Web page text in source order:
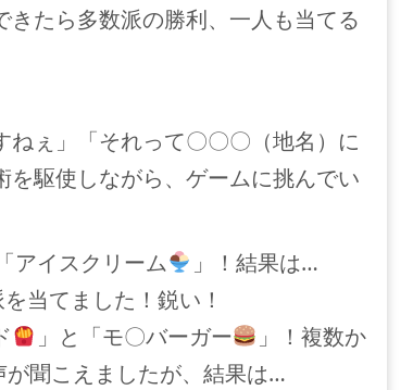
たら多数派の勝利、一人も当てる
ねぇ」「それって〇〇〇（地名）に
駆使しながら、ゲームに挑んでい
アイスクリーム
」！結果は…
当てました！鋭い！
」と「モ〇バーガー
」！複数か
聞こえましたが、結果は…